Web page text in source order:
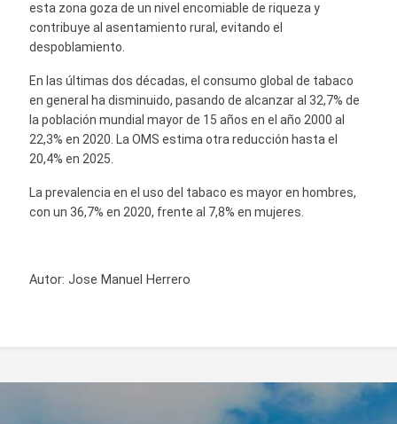
esta zona goza de un nivel encomiable de riqueza y
contribuye al asentamiento rural, evitando el
despoblamiento.
En las últimas dos décadas, el consumo global de tabaco
en general ha disminuido, pasando de alcanzar al 32,7% de
la población mundial mayor de 15 años en el año 2000 al
22,3% en 2020. La OMS estima otra reducción hasta el
20,4% en 2025.
La prevalencia en el uso del tabaco es mayor en hombres,
con un 36,7% en 2020, frente al 7,8% en mujeres.
Autor: Jose Manuel Herrero